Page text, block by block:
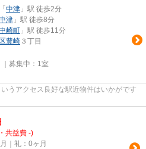
「 中津 」駅 徒歩2分
津 」駅 徒歩8分
崎町 」駅 徒歩11分
豊崎 ３丁目
募集中： 1室
うアクセス良好な駅近物件はいかがです
共益費 -)
｜礼：0ヶ月